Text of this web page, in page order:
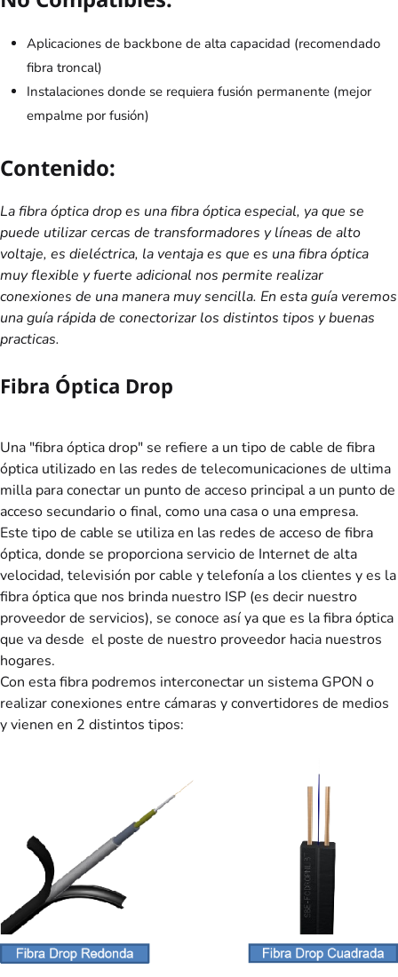
Aplicaciones de backbone de alta capacidad (recomendado
fibra troncal)
Instalaciones donde se requiera fusión permanente (mejor
empalme por fusión)
Contenido:
La fibra óptica drop es una fibra óptica especial, ya que se
puede utilizar cercas de transformadores y líneas de alto
voltaje, es dieléctrica, la ventaja es que es una fibra óptica
muy flexible y fuerte adicional nos permite realizar
conexiones de una manera muy sencilla. En esta guía veremos
una guía rápida de conectorizar los distintos tipos y buenas
practicas.
Fibra Óptica Drop
Una "fibra óptica drop" se refiere a un tipo de cable de fibra
óptica utilizado en las redes de telecomunicaciones de ultima
milla para conectar un punto de acceso principal a un punto de
acceso secundario o final, como una casa o una empresa.
Este tipo de cable se utiliza en las redes de acceso de fibra
óptica, donde se proporciona servicio de Internet de alta
velocidad, televisión por cable y telefonía a los clientes y es la
fibra óptica que nos brinda nuestro ISP (es decir nuestro
proveedor de servicios), se conoce así ya que es la fibra óptica
que va desde el poste de nuestro proveedor hacia nuestros
hogares.
Con esta fibra podremos interconectar un sistema GPON o
realizar conexiones entre cámaras y convertidores de medios
y vienen en 2 distintos tipos: